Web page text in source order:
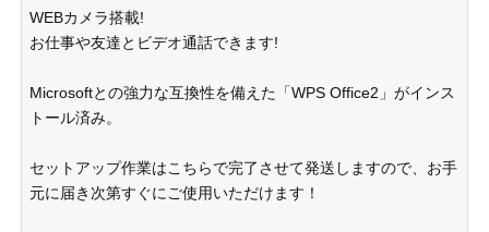
WEBカメラ搭載!
お仕事や友達とビデオ通話できます!
Microsoftとの強力な互換性を備えた「WPS Office2」がインス
トール済み。
セットアップ作業はこちらで完了させて発送しますので、お手
元に届き次第すぐにご使用いただけます！